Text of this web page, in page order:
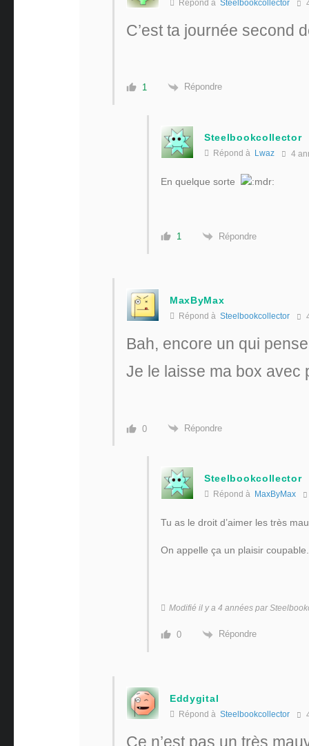
Répond à Steelbookcollector
C’est ta journée second
1 Répondre
Steelbookcollector
Répond à Lwaz 4
En quelque sorte
1 Répondre
MaxByMax
Répond à Steelbookcollector
Bah, encore un qui
Je le laisse ma box avec
0 Répondre
Steelbookcollector
Répond à MaxByMax
Tu as le droit d’aimer les très
On appelle ça un plaisir coupable.
Modifié il y a 4 années par
0 Répondre
Eddygital
Répond à Steelbookcollector
Ce n’est pas un très